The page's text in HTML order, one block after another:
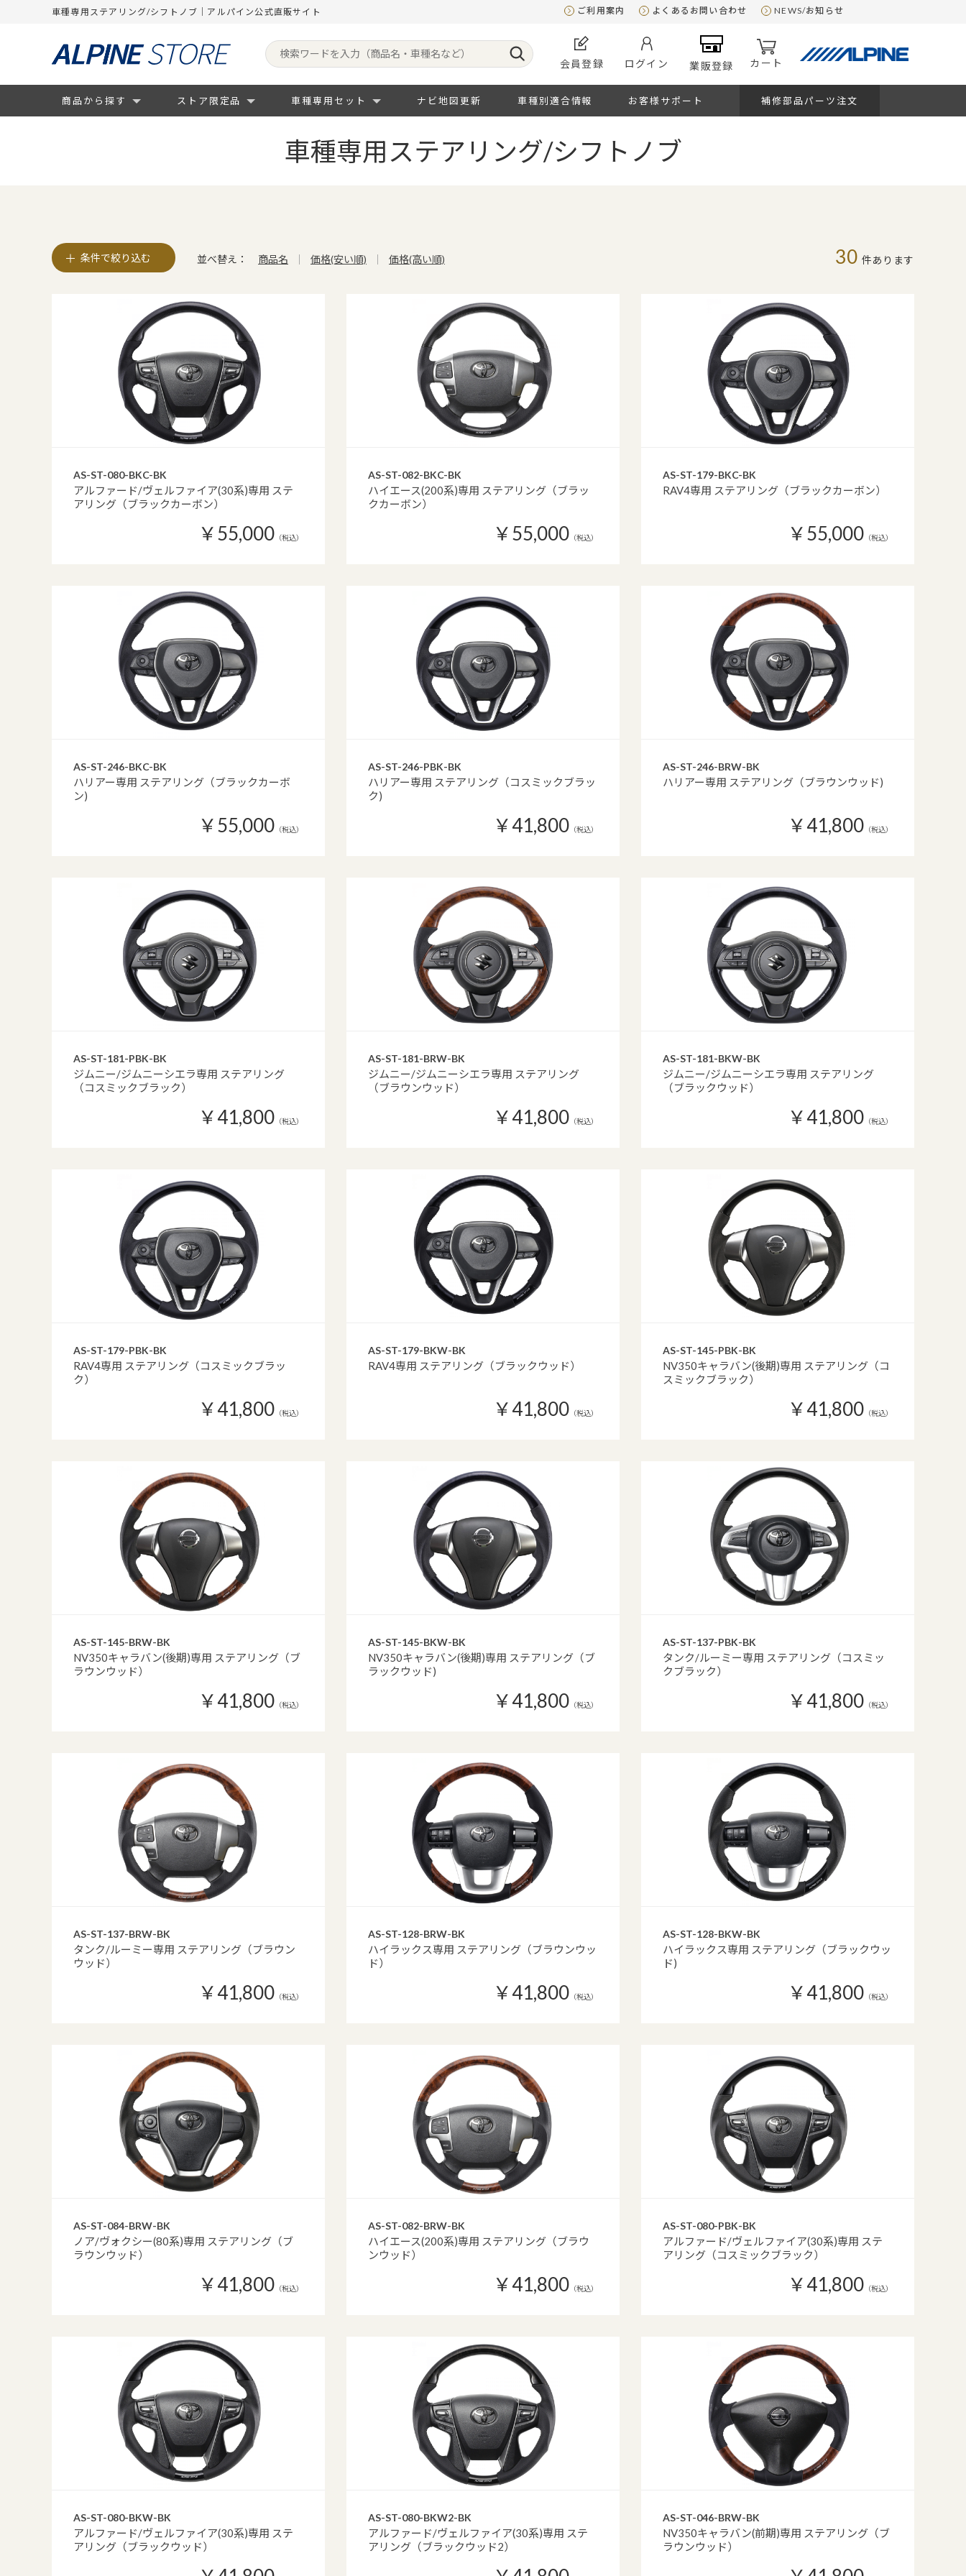
車種専用ステアリング/シフトノブ｜アルパイン公式直販サイト ご利用案内 よくあるお問い合わせ NEWS/お知らせ
会員登録 ログイン 業販登録 カート
商品から探す ストア限定品 車種専用セット ナビ地図更新 車種別適合情報 お客様サポート 補修部品パーツ注文
車種専用ステアリング/シフトノブ
条件で絞り込む 並べ替え： 商品名 価格(安い順) 価格(高い順) 30 件あります
AS-ST-080-BKC-BK
アルファード/ヴェルファイア(30系)専用 ステ
アリング（ブラックカーボン）
￥55,000 （税込）
AS-ST-082-BKC-BK
ハイエース(200系)専用 ステアリング（ブラッ
クカーボン）
￥55,000 （税込）
AS-ST-179-BKC-BK
RAV4専用 ステアリング（ブラックカーボン）
￥55,000 （税込）
AS-ST-246-BKC-BK
ハリアー専用 ステアリング（ブラックカーボ
ン)
￥55,000 （税込）
AS-ST-246-PBK-BK
ハリアー専用 ステアリング（コスミックブラッ
ク)
￥41,800 （税込）
AS-ST-246-BRW-BK
ハリアー専用 ステアリング（ブラウンウッド)
￥41,800 （税込）
AS-ST-181-PBK-BK
ジムニー/ジムニーシエラ専用 ステアリング
（コスミックブラック）
￥41,800 （税込）
AS-ST-181-BRW-BK
ジムニー/ジムニーシエラ専用 ステアリング
（ブラウンウッド）
￥41,800 （税込）
AS-ST-181-BKW-BK
ジムニー/ジムニーシエラ専用 ステアリング
（ブラックウッド）
￥41,800 （税込）
AS-ST-179-PBK-BK
RAV4専用 ステアリング（コスミックブラッ
ク）
￥41,800 （税込）
AS-ST-179-BKW-BK
RAV4専用 ステアリング（ブラックウッド）
￥41,800 （税込）
AS-ST-145-PBK-BK
NV350キャラバン(後期)専用 ステアリング（コ
スミックブラック）
￥41,800 （税込）
AS-ST-145-BRW-BK
NV350キャラバン(後期)専用 ステアリング（ブ
ラウンウッド）
￥41,800 （税込）
AS-ST-145-BKW-BK
NV350キャラバン(後期)専用 ステアリング（ブ
ラックウッド)
￥41,800 （税込）
AS-ST-137-PBK-BK
タンク/ルーミー専用 ステアリング（コスミッ
クブラック）
￥41,800 （税込）
AS-ST-137-BRW-BK
タンク/ルーミー専用 ステアリング（ブラウン
ウッド）
￥41,800 （税込）
AS-ST-128-BRW-BK
ハイラックス専用 ステアリング（ブラウンウッ
ド）
￥41,800 （税込）
AS-ST-128-BKW-BK
ハイラックス専用 ステアリング（ブラックウッ
ド)
￥41,800 （税込）
AS-ST-084-BRW-BK
ノア/ヴォクシー(80系)専用 ステアリング（ブ
ラウンウッド）
￥41,800 （税込）
AS-ST-082-BRW-BK
ハイエース(200系)専用 ステアリング（ブラウ
ンウッド）
￥41,800 （税込）
AS-ST-080-PBK-BK
アルファード/ヴェルファイア(30系)専用 ステ
アリング（コスミックブラック）
￥41,800 （税込）
AS-ST-080-BKW-BK
アルファード/ヴェルファイア(30系)専用 ステ
アリング（ブラックウッド）
AS-ST-080-BKW2-BK
アルファード/ヴェルファイア(30系)専用 ステ
アリング（ブラックウッド2）
AS-ST-046-BRW-BK
NV350キャラバン(前期)専用 ステアリング（ブ
ラウンウッド）